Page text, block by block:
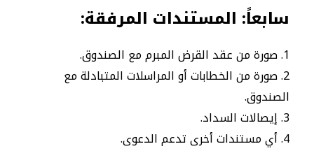
سابعاً: المستندات المرفقة:
صورة من عقد القرض المبرم مع الصندوق.
صورة من الخطابات أو المراسلات المتبادلة مع
الصندوق.
إيصالات السداد.
أي مستندات أخرى تدعم الدعوى.